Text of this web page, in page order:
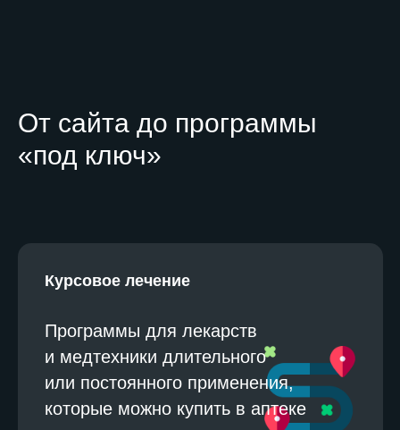
От сайта до программы
«под ключ»
Курсовое лечение
Программы для лекарств
и медтехники длительного
или постоянного применения,
которые можно купить в аптеке